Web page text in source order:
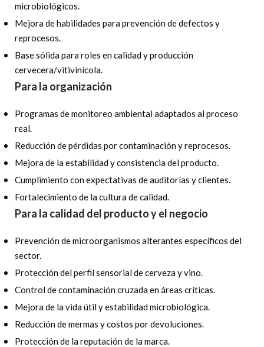
microbiológicos.
Mejora de habilidades para prevención de defectos y
reprocesos.
Base sólida para roles en calidad y producción
cervecera/vitivinícola.
Para la organización
Programas de monitoreo ambiental adaptados al proceso
real.
Reducción de pérdidas por contaminación y reprocesos.
Mejora de la estabilidad y consistencia del producto.
Cumplimiento con expectativas de auditorías y clientes.
Fortalecimiento de la cultura de calidad.
Para la calidad del producto y el negocio
Prevención de microorganismos alterantes específicos del
sector.
Protección del perfil sensorial de cerveza y vino.
Control de contaminación cruzada en áreas críticas.
Mejora de la vida útil y estabilidad microbiológica.
Reducción de mermas y costos por devoluciones.
Protección de la reputación de la marca.